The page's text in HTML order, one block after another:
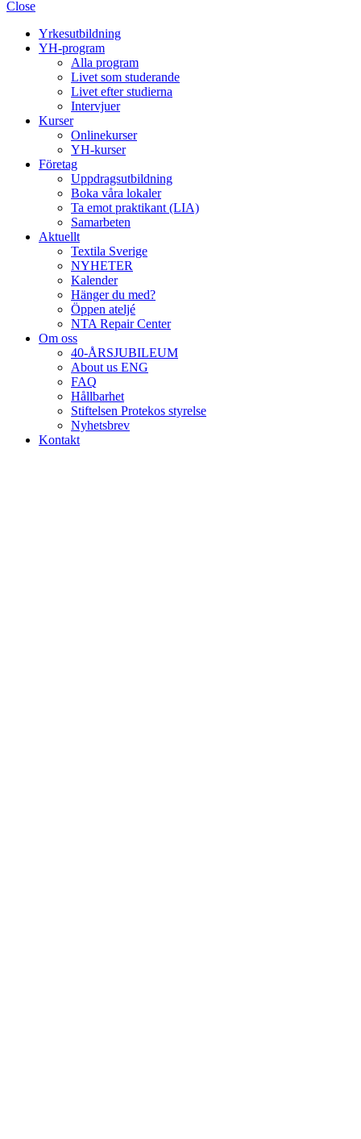
Close
Yrkesutbildning
YH-program
Alla program
Livet som studerande
Livet efter studierna
Intervjuer
Kurser
Onlinekurser
YH-kurser
Företag
Uppdragsutbildning
Boka våra lokaler
Ta emot praktikant (LIA)
Samarbeten
Aktuellt
Textila Sverige
NYHETER
Kalender
Hänger du med?
Öppen ateljé
NTA Repair Center
Om oss
40-ÅRSJUBILEUM
About us ENG
FAQ
Hållbarhet
Stiftelsen Protekos styrelse
Nyhetsbrev
Kontakt